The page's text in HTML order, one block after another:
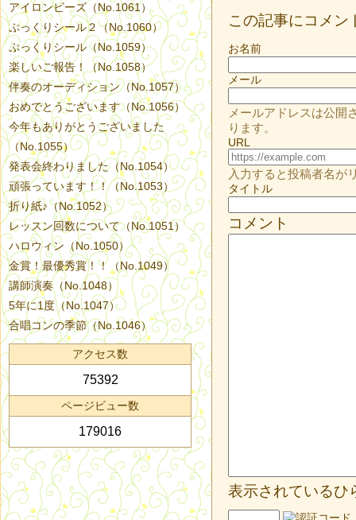
この記事にコメン
お名前
メール
メールアドレスは公開
ります。
URL
入力すると投稿者名が
タイトル
コメント
表示されているひ
アイロンビーズ（No.1061）
ぷっくりシール２（No.1060）
ぷっくりシール（No.1059）
楽しいご報告！（No.1058）
伴奏のオーディション（No.1057）
おめでとうございます（No.1056）
今年もありがとうございました
（No.1055）
発表会終わりました（No.1054）
頑張っています！！（No.1053）
折り紙♪（No.1052）
レッスン回数について（No.1051）
ハロウィン（No.1050）
金賞！最優秀賞！！（No.1049）
講師演奏（No.1048）
5年に1度（No.1047）
合唱コンの季節（No.1046）
アクセス数
75392
ページビュー数
179016